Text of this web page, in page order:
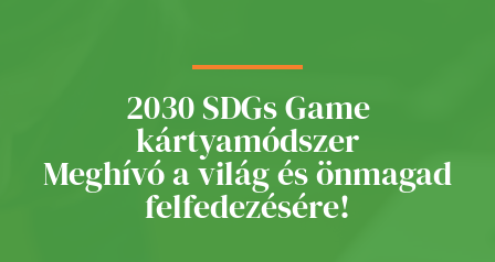
2030 SDGs Game
kártyamódszer
Meghívó a világ és önmagad
felfedezésére!